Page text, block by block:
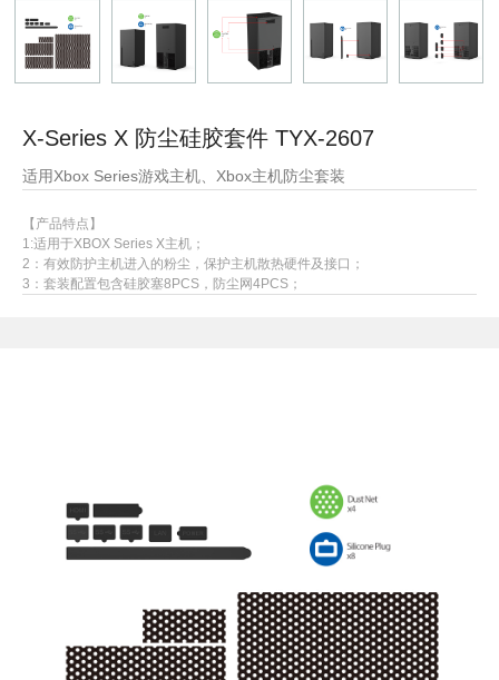
X-Series X 防尘硅胶套件 TYX-2607
适用Xbox Series游戏主机、Xbox主机防尘套装
【产品特点】
1:适用于XBOX Series X主机；
2：有效防护主机进入的粉尘，保护主机散热硬件及接口；
3：套装配置包含硅胶塞8PCS，防尘网4PCS；